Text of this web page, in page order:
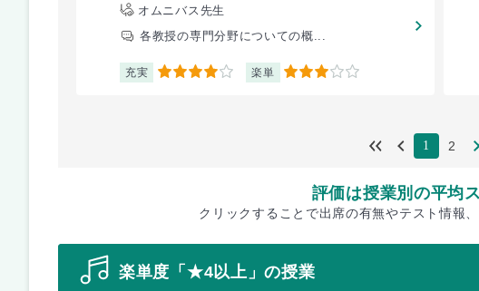
オムニバス先生
各教授の専門分野についての概...
充実 4 楽単 3
1 2
評価は授業別の平均
クリックすることで出席の有無やテスト情報
楽単度「★4以上」の授業